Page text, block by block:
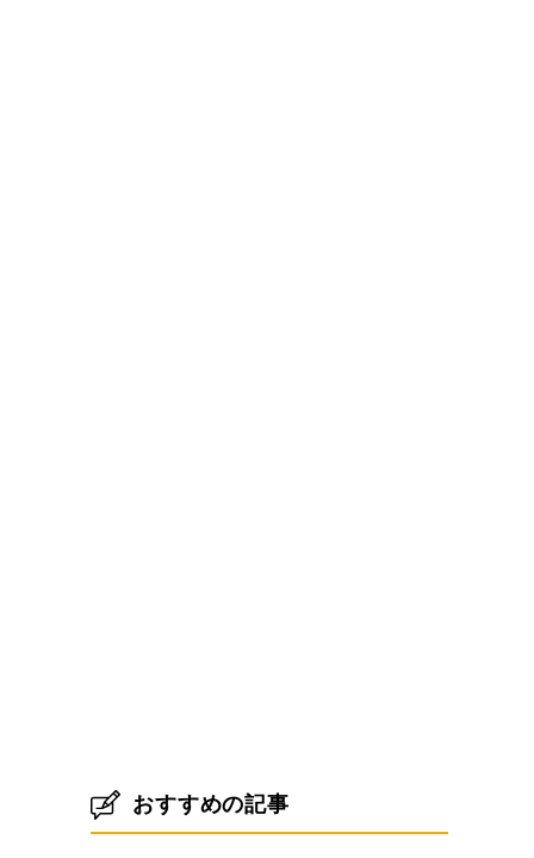
おすすめの記事